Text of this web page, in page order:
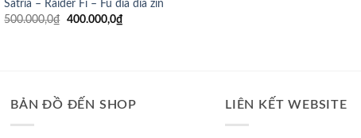
Satria – Raider Fi – Fu đia dĩa zin
500.000,0₫ Giá
400.000,0₫Giá
hiện
BẢN ĐỒ ĐẾN SHOP LIÊN KẾT WEBSITE